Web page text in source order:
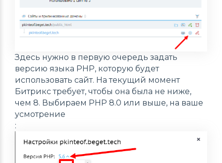
Здесь нужно в первую очередь задать
версию языка PHP, которую будет
использовать сайт. На текущий момент
Битрикс требует, чтобы она была не ниже,
чем 8. Выбираем PHP 8.0 или выше, на ваше
усмотрение
: